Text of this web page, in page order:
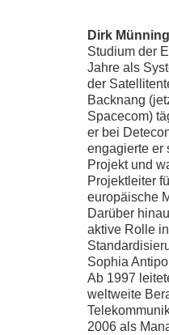
Dirk Münning
Studium der
Jahre als
der
Backnang
Spacecom)
er bei
engagierte er
Projekt und
Projektleiter
europäische
Darüber
aktive Rolle
Sophia
Ab 1997
weltweite
2006 als